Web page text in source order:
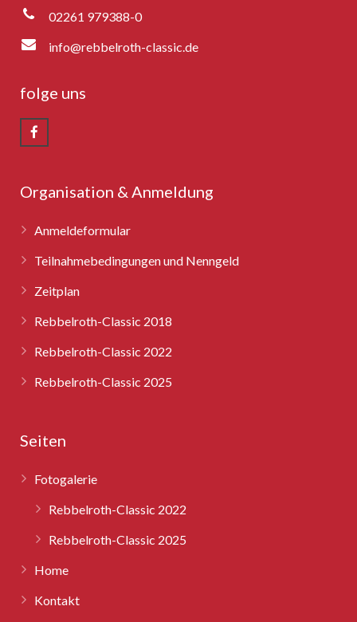
02261 979388-0
info@rebbelroth-classic.de
folge uns
Organisation & Anmeldung
Anmeldeformular
Teilnahmebedingungen und Nenngeld
Zeitplan
Rebbelroth-Classic 2018
Rebbelroth-Classic 2022
Rebbelroth-Classic 2025
Seiten
Fotogalerie
Rebbelroth-Classic 2022
Rebbelroth-Classic 2025
Home
Kontakt